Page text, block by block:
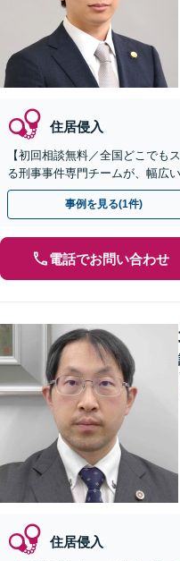
住居侵入
【初回相談無料／全国どこでも
る刑事事件専門チームが、幅広
事例を見る(1件)
電話でお問い合わせ
住居侵入